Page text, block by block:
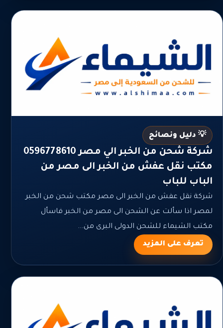
💡 دليل ونصائح
شركة شحن من الخبر الي مصر 0596778610
مكتب نقل عفش من الخبر الى مصر من
الباب للباب
شركة نقل عفش من الخبر الى مصر مكتب شحن من الخبر
لمصر اذا سألت عن الشحن الى مصر من الخبر فاسأل
مكتب الشيماء للشحن الدولى البرى من...
تعرف على المزيد